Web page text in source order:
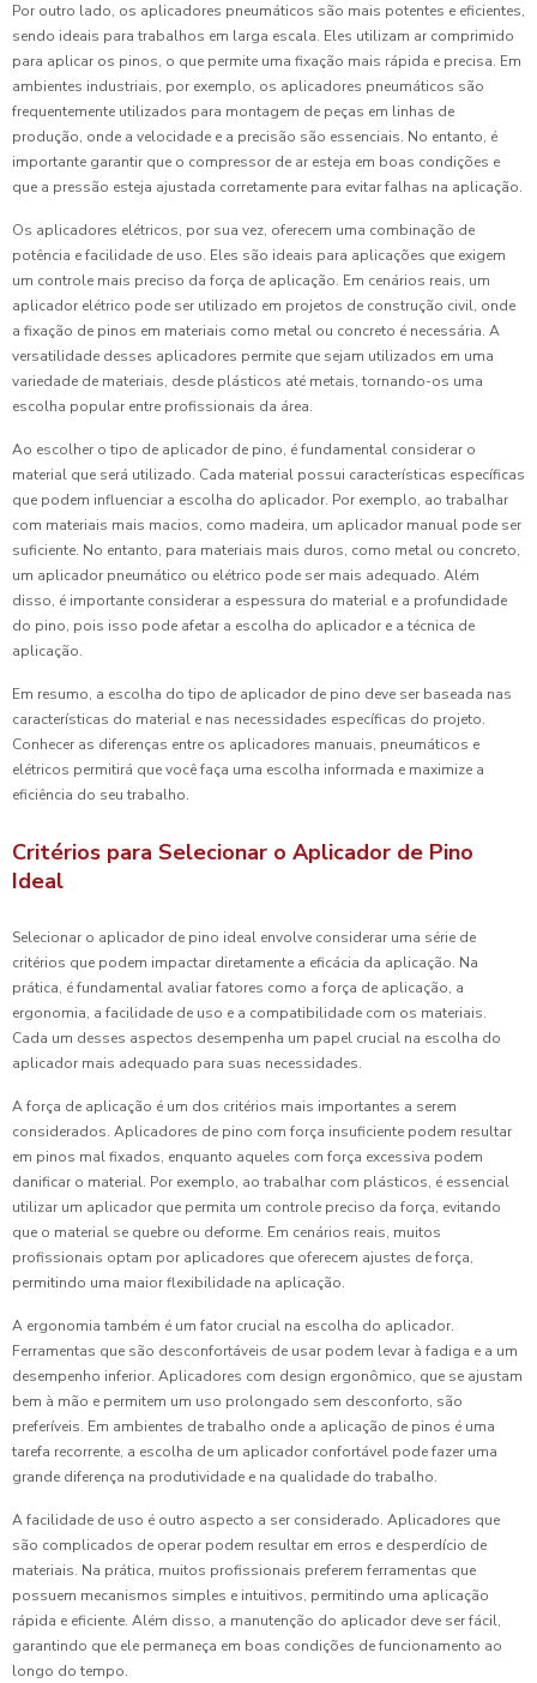
Por outro lado, os aplicadores pneumáticos são mais potentes e eficientes,
sendo ideais para trabalhos em larga escala. Eles utilizam ar comprimido
para aplicar os pinos, o que permite uma fixação mais rápida e precisa. Em
ambientes industriais, por exemplo, os aplicadores pneumáticos são
frequentemente utilizados para montagem de peças em linhas de
produção, onde a velocidade e a precisão são essenciais. No entanto, é
importante garantir que o compressor de ar esteja em boas condições e
que a pressão esteja ajustada corretamente para evitar falhas na aplicação.
Os aplicadores elétricos, por sua vez, oferecem uma combinação de
potência e facilidade de uso. Eles são ideais para aplicações que exigem
um controle mais preciso da força de aplicação. Em cenários reais, um
aplicador elétrico pode ser utilizado em projetos de construção civil, onde
a fixação de pinos em materiais como metal ou concreto é necessária. A
versatilidade desses aplicadores permite que sejam utilizados em uma
variedade de materiais, desde plásticos até metais, tornando-os uma
escolha popular entre profissionais da área.
Ao escolher o tipo de aplicador de pino, é fundamental considerar o
material que será utilizado. Cada material possui características específicas
que podem influenciar a escolha do aplicador. Por exemplo, ao trabalhar
com materiais mais macios, como madeira, um aplicador manual pode ser
suficiente. No entanto, para materiais mais duros, como metal ou concreto,
um aplicador pneumático ou elétrico pode ser mais adequado. Além
disso, é importante considerar a espessura do material e a profundidade
do pino, pois isso pode afetar a escolha do aplicador e a técnica de
aplicação.
Em resumo, a escolha do tipo de aplicador de pino deve ser baseada nas
características do material e nas necessidades específicas do projeto.
Conhecer as diferenças entre os aplicadores manuais, pneumáticos e
elétricos permitirá que você faça uma escolha informada e maximize a
eficiência do seu trabalho.
Critérios para Selecionar o Aplicador de Pino
Ideal
Selecionar o aplicador de pino ideal envolve considerar uma série de
critérios que podem impactar diretamente a eficácia da aplicação. Na
prática, é fundamental avaliar fatores como a força de aplicação, a
ergonomia, a facilidade de uso e a compatibilidade com os materiais.
Cada um desses aspectos desempenha um papel crucial na escolha do
aplicador mais adequado para suas necessidades.
A força de aplicação é um dos critérios mais importantes a serem
considerados. Aplicadores de pino com força insuficiente podem resultar
em pinos mal fixados, enquanto aqueles com força excessiva podem
danificar o material. Por exemplo, ao trabalhar com plásticos, é essencial
utilizar um aplicador que permita um controle preciso da força, evitando
que o material se quebre ou deforme. Em cenários reais, muitos
profissionais optam por aplicadores que oferecem ajustes de força,
permitindo uma maior flexibilidade na aplicação.
A ergonomia também é um fator crucial na escolha do aplicador.
Ferramentas que são desconfortáveis de usar podem levar à fadiga e a um
desempenho inferior. Aplicadores com design ergonômico, que se ajustam
bem à mão e permitem um uso prolongado sem desconforto, são
preferíveis. Em ambientes de trabalho onde a aplicação de pinos é uma
tarefa recorrente, a escolha de um aplicador confortável pode fazer uma
grande diferença na produtividade e na qualidade do trabalho.
A facilidade de uso é outro aspecto a ser considerado. Aplicadores que
são complicados de operar podem resultar em erros e desperdício de
materiais. Na prática, muitos profissionais preferem ferramentas que
possuem mecanismos simples e intuitivos, permitindo uma aplicação
rápida e eficiente. Além disso, a manutenção do aplicador deve ser fácil,
garantindo que ele permaneça em boas condições de funcionamento ao
longo do tempo.